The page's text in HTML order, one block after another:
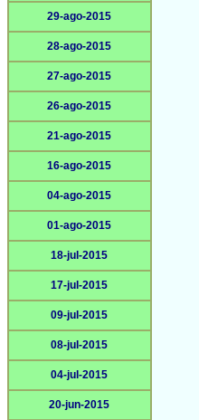
29-ago-2015
28-ago-2015
27-ago-2015
26-ago-2015
21-ago-2015
16-ago-2015
04-ago-2015
01-ago-2015
18-jul-2015
17-jul-2015
09-jul-2015
08-jul-2015
04-jul-2015
20-jun-2015